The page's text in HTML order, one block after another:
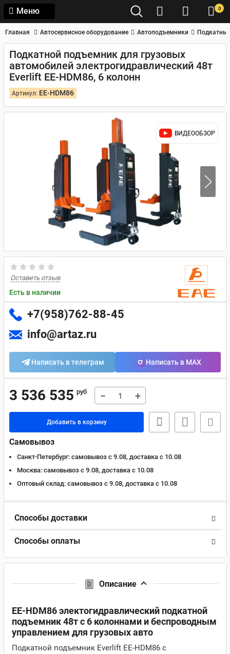
Меню 0
Главная Автосервисное оборудование Автоподъемники
Подкатной подъемник для грузовых
автомобилей электрогидравлический 48т
Everlift EE-HDM86, 6 колонн
Артикул: EE-HDM86
ВИДЕООБЗОР
Оставить отзыв
Есть в наличии
+7(958)762-88-45
info@artaz.ru
Написать в телеграм Написать в MAX
3 536 535 руб − +
Добавить в корзину
Самовывоз
Санкт-Петербург: самовывоз с 9.08, доставка c 10.08
Москва: самовывоз с 9.08, доставка c 10.08
Оптовый склад: самовывоз с 9.08, доставка c 10.08
Способы доставки
Способы оплаты
Описание
EE-HDM86 электогидравлический подкатной
подъемник 48т с 6 колоннами и беспроводным
управлением для грузовых авто
Подкатной подъемник Everlift EE-HDM86 с